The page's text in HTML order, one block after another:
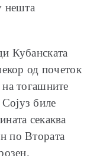
нешта
Кубанската
од почеток
тогашните
биле
секаква
по Втората